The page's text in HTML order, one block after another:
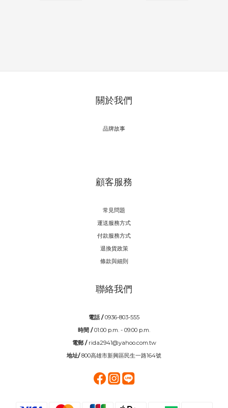
關於我們
品牌故事
顧客服務
常見問題
運送服務方式
付款服務方式
退換貨政策
條款與細則
聯絡我們
電話 /0936-803-555
時間 /01:00 p.m. - 09:00 p.m.
電郵 / rida2941@yahoo.com.tw
地址/800高雄市新興區民生一路164號